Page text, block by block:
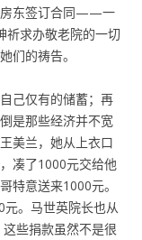
房东签订合同——一
祈求办敬老院的一切
们的祷告。
己仅有的储蓄；再
是那些经济并不宽
美兰，她从上衣口
凑了1000元交给他
特意送来1000元。
。马世英院长也从
些捐款虽然不是很